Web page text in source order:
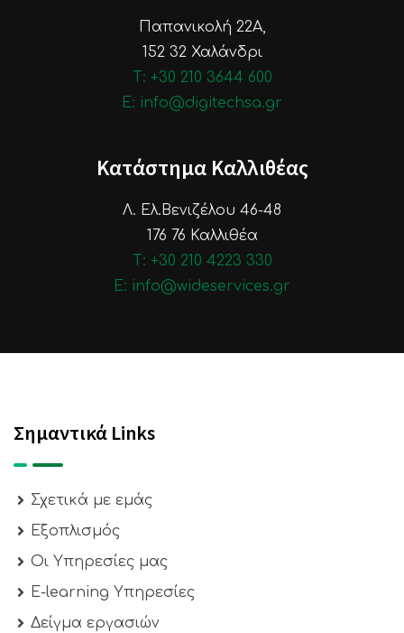
Παπανικολή 22Α,
152 32 Χαλάνδρι
Τ: +30 210 3644 600
E: info@digitechsa.gr
Κατάστημα Καλλιθέας
Λ. Ελ.Βενιζέλου 46-48
176 76 Καλλιθέα
Τ: +30 210 4223 330
E: info@wideservices.gr
Σημαντικά Links
Σχετικά με εμάς
Εξοπλισμός
Οι Υπηρεσίες μας
E-learning Υπηρεσίες
Δείγμα εργασιών